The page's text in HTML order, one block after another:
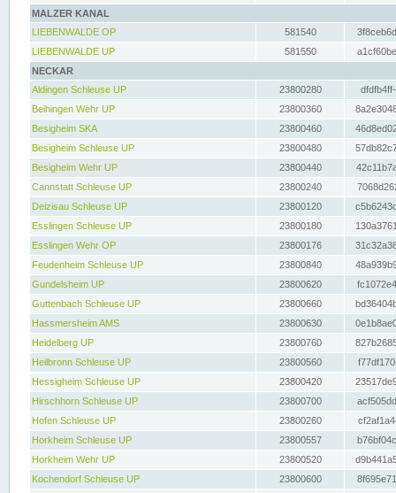
MALZER KANAL
LIEBENWALDE OP
581540
LIEBENWALDE UP
581550
NECKAR
Aldingen Schleuse UP
23800280
Beihingen Wehr UP
23800360
Besigheim SKA
23800460
Besigheim Schleuse UP
23800480
Besigheim Wehr UP
23800440
Cannstatt Schleuse UP
23800240
Deizisau Schleuse UP
23800120
Esslingen Schleuse UP
23800180
Esslingen Wehr OP
23800176
Feudenheim Schleuse UP
23800840
Gundelsheim UP
23800620
Guttenbach Schleuse UP
23800660
Hassmersheim AMS
23800630
Heidelberg UP
23800760
Heilbronn Schleuse UP
23800560
Hessigheim Schleuse UP
23800420
Hirschhorn Schleuse UP
23800700
Hofen Schleuse UP
23800260
Horkheim Schleuse UP
23800557
Horkheim Wehr UP
23800520
Kochendorf Schleuse UP
23800600